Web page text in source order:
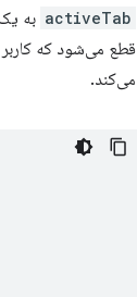
activeTab به
قطع می‌شود که کاربر
می‌کند.